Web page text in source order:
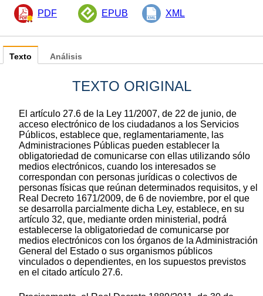
PDF EPUB XML
Texto
TEXTO ORIGINAL
El artículo 27.6 de la Ley 11/2007, de 22 de junio, de
acceso electrónico de los ciudadanos a los Servicios
Públicos, establece que, reglamentariamente, las
Administraciones Públicas pueden establecer la
obligatoriedad de comunicarse con ellas utilizando sólo
medios electrónicos, cuando los interesados se
correspondan con personas jurídicas o colectivos de
personas físicas que reúnan determinados requisitos, y el
Real Decreto 1671/2009, de 6 de noviembre, por el que
se desarrolla parcialmente dicha Ley, establece, en su
artículo 32, que, mediante orden ministerial, podrá
establecerse la obligatoriedad de comunicarse por
medios electrónicos con los órganos de la Administración
General del Estado o sus organismos públicos
vinculados o dependientes, en los supuestos previstos
en el citado artículo 27.6.
Análisis